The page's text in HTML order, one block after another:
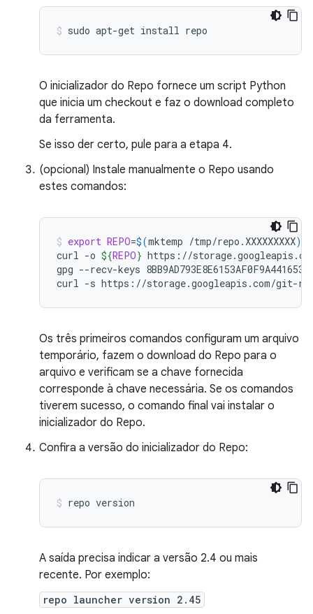
sudo apt-get install repo
O inicializador do Repo fornece um script Python
que inicia um checkout e faz o download completo
da ferramenta.
Se isso der certo, pule para a etapa 4.
(opcional) Instale manualmente o Repo usando
estes comandos:
export REPO=$(mktemp /tmp/repo.XXXXXXXXX)
curl -o ${REPO} https://
gpg --recv-keys
curl -s https://storage.googleapis.com/git-
Os três primeiros comandos configuram um arquivo
temporário, fazem o download do Repo para o
arquivo e verificam se a chave fornecida
corresponde à chave necessária. Se os comandos
tiverem sucesso, o comando final vai instalar o
inicializador do Repo.
Confira a versão do inicializador do Repo:
repo version
A saída precisa indicar a versão 2.4 ou mais
recente. Por exemplo:
repo launcher version 2.45